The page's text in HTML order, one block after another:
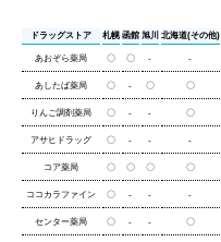
ドラッグストア 札幌 函館 旭川 北海道(その他)
あおぞら薬局 〇 〇 - -
あしたば薬局 〇 - 〇 〇
りんご調剤薬局 〇 - - 〇
アサヒドラッグ 〇 - - -
コア薬局 〇 〇 〇 〇
ココカラファイン 〇 - - -
センター薬局 〇 - - 〇